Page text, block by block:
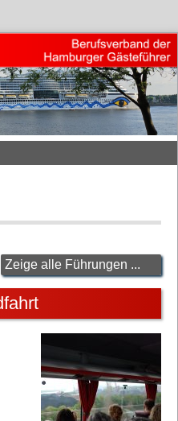
Zeige alle Führungen ...